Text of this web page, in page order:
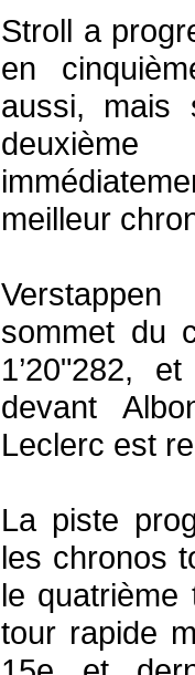
Stroll a
en
aussi, mais
meilleur
sommet du
1’20"282,
devant
Leclerc est
La piste
les chronos
le
tour rapide